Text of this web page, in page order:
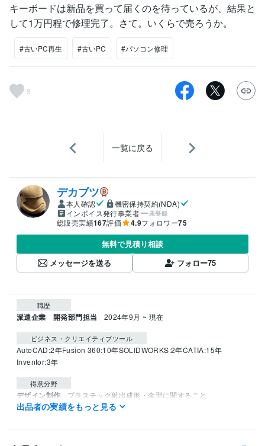
キーボードは新品を買って届くのを待っているが、結果と
して1万円程で修理完了。さて。いくらで売ろうか。
#古いPC再生 #古いPC #パソコン修理
8
一覧に戻る
デカブツ
本人確認
機密保持契約(NDA)
インボイス発行事業者
未登録
総販売実績167評価 4.9フォロワー75
無料で見積り相談
メッセージを送る
フォロー75
職歴
派遣企業 開発部門担当 2024年9月 ~ 現在
ビジネス・クリエイティブツール
AutoCAD:2年Fusion 360:10年SOLIDWORKS:2年CATIA:15年
Inventor:3年
得意分野
デザイン制作 プラスチック射出成形・金型に関すること
プラスチック 3Dプリンタ CAD
出品者の実績をもっと見る